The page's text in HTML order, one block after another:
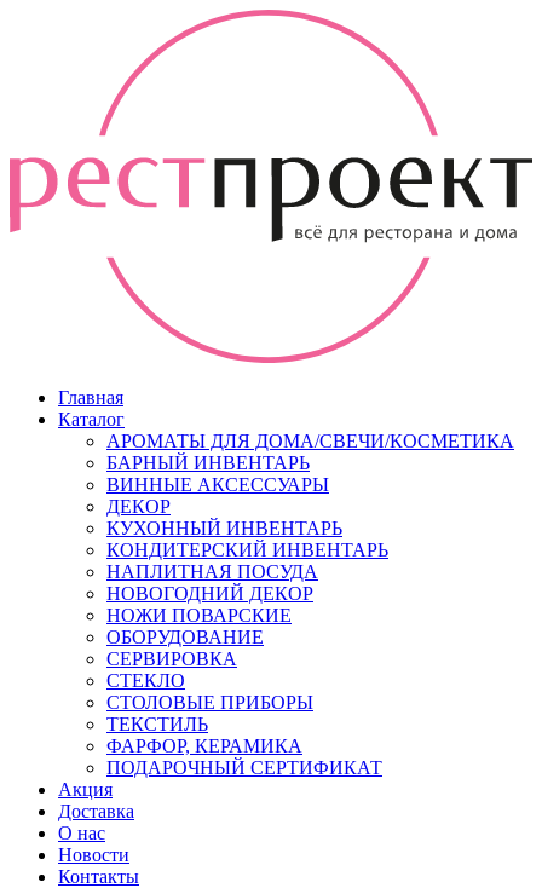
Главная
Каталог
АРОМАТЫ ДЛЯ ДОМА/СВЕЧИ/КОСМЕТИКА
БАРНЫЙ ИНВЕНТАРЬ
ВИННЫЕ АКСЕССУАРЫ
ДЕКОР
КУХОННЫЙ ИНВЕНТАРЬ
КОНДИТЕРСКИЙ ИНВЕНТАРЬ
НАПЛИТНАЯ ПОСУДА
НОВОГОДНИЙ ДЕКОР
НОЖИ ПОВАРСКИЕ
ОБОРУДОВАНИЕ
СЕРВИРОВКА
СТЕКЛО
СТОЛОВЫЕ ПРИБОРЫ
ТЕКСТИЛЬ
ФАРФОР, КЕРАМИКА
ПОДАРОЧНЫЙ СЕРТИФИКАТ
Акция
Доставка
О нас
Новости
Контакты